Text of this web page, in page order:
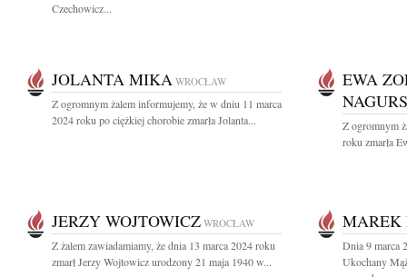
Czechowicz...
JOLANTA MIKA WROCŁAW
Z ogromnym żalem informujemy, że w dniu 11 marca
2024 roku po ciężkiej chorobie zmarła Jolanta...
EWA
Z ogromnym
roku zmarła
JERZY WOJTOWICZ WROCŁAW
Z żalem zawiadamiamy, że dnia 13 marca 2024 roku
zmarł Jerzy Wojtowicz urodzony 21 maja 1940 w...
Dnia 9 marca
Ukochany